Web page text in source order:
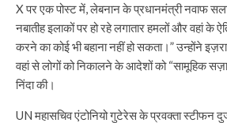
X पर एक पोस्ट में, लेबनान के प्रधानमंत्री नवाफ
नबातीह इलाकों पर हो रहे लगातार हमलों और वहां के
करने का कोई भी बहाना नहीं हो सकता।” उन्होंने
वहां से लोगों को निकालने के आदेशों को “सामूहिक
निंदा की।
UN महासचिव एंटोनियो गुटेरेस के प्रवक्ता स्टीफन